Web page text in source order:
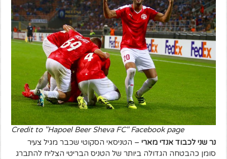
Credit to "Hapoel Beer Sheva FC" Facebook page
נר שני לכבוד אנדי מארי – הטניסאי הסקוטי שכבר מגיל צעיר
סומן כהבטחה הגדולה ביותר של הטניס הבריטי הצליח להתברג